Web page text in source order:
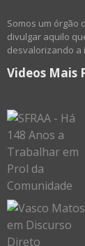
Somos um órgão
divulgar aquilo
desvalorizando a
Videos Mais